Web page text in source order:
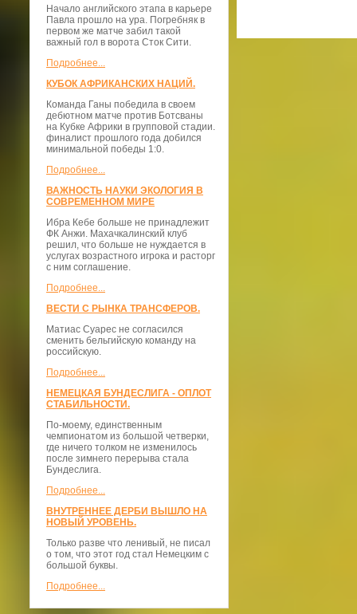
Начало английского этапа в карьере
Павла прошло на ура. Погребняк в
первом же матче забил такой
важный гол в ворота Сток Сити.
Подробнее...
КУБОК АФРИКАНСКИХ НАЦИЙ.
Команда Ганы победила в своем
дебютном матче против Ботсваны
на Кубке Африки в групповой стадии.
финалист прошлого года добился
минимальной победы 1:0.
Подробнее...
ВАЖНОСТЬ НАУКИ ЭКОЛОГИЯ В
СОВРЕМЕННОМ МИРЕ
Ибра Кебе больше не принадлежит
ФК Анжи. Махачкалинский клуб
решил, что больше не нуждается в
услугах возрастного игрока и расторг
с ним соглашение.
Подробнее...
ВЕСТИ С РЫНКА ТРАНСФЕРОВ.
Матиас Суарес не согласился
сменить бельгийскую команду на
российскую.
Подробнее...
НЕМЕЦКАЯ БУНДЕСЛИГА - ОПЛОТ
СТАБИЛЬНОСТИ.
По-моему, единственным
чемпионатом из большой четверки,
где ничего толком не изменилось
после зимнего перерыва стала
Бундеслига.
Подробнее...
ВНУТРЕННЕЕ ДЕРБИ ВЫШЛО НА
НОВЫЙ УРОВЕНЬ.
Только разве что ленивый, не писал
о том, что этот год стал Немецким с
большой буквы.
Подробнее...